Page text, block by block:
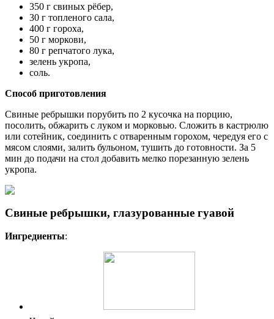
350 г свиных рёбер,
30 г топленого сала,
400 г гороха,
50 г моркови,
80 г репчатого лука,
зелень укропа,
соль.
Способ приготовления
Свиные ребрышки порубить по 2 кусочка на порцию,
посолить, обжарить с луком и морковью. Сложить в кастрюлю
или сотейник, соединить с отваренным горохом, чередуя его с
мясом слоями, залить бульоном, тушить до готовности. За 5
мин до подачи на стол добавить мелко порезанную зелень
укропа.
Свиные ребрышки, глазурованные гуавой
Ингредиенты: